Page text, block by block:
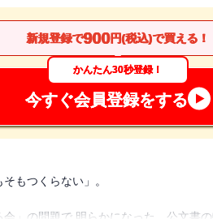
新規登録で900円(税込)で買える！
かんたん30秒登録！
今すぐ会員登録をする
もつくらない」。